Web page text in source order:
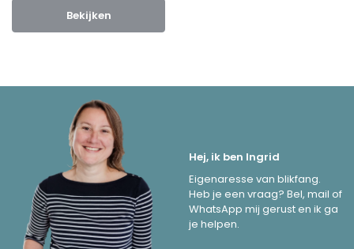
Bekijken
Hej, ik ben Ingrid
Eigenaresse van blikfang.
Heb je een vraag? Bel, mail of
WhatsApp mij gerust en ik ga
je helpen.